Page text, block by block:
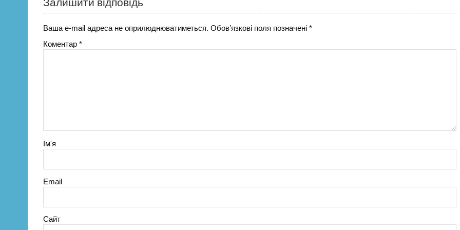
Ваша e-mail адреса не оприлюднюватиметься. Обов’язкові поля позначені*
Коментар*
Ім'я
Email
Сайт